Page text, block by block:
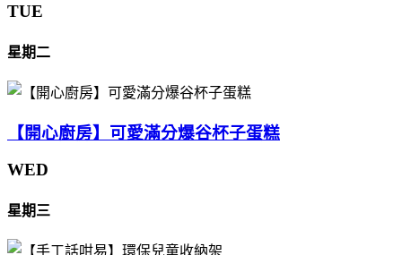
TUE
星期二
【開心廚房】可愛滿分爆谷杯子蛋糕
WED
星期三